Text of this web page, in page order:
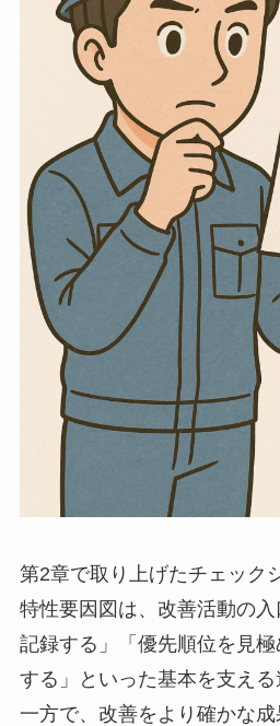
第2章で取り上げたチェック
特性要因図は、改善活動の
記録する」「優先順位を見
する」といった基本を支える
一方で、改善をより確かな成